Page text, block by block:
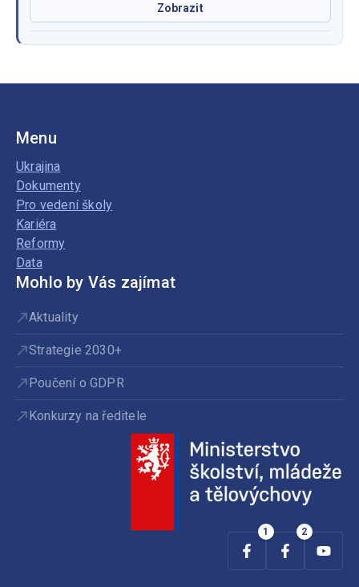
Zobrazit
Menu
Ukrajina
Dokumenty
Pro vedení školy
Kariéra
Reformy
Data
Mohlo by Vás zajímat
Aktuality
Strategie 2030+
Poučení o GDPR
Konkurzy na ředitele